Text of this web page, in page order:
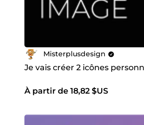
Misterplusdesign
Je vais créer 2 icônes
À partir de 18,82 $US